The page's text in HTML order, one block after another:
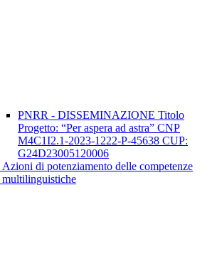
PNRR - DISSEMINAZIONE Titolo
Progetto: “Per aspera ad astra” CNP
M4C1I2.1-2023-1222-P-45638 CUP:
G24D23005120006
di potenziamento delle competenze